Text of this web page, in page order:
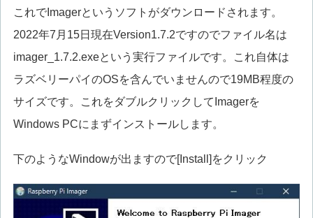
これでImagerというソフトがダウンロードされます。
2022年7月15日現在Version1.7.2ですのでファイル名は
imager_1.7.2.exeという実行ファイルです。これ自体は
ラズベリーパイのOSを含んでいませんので19MB程度の
サイズです。これをダブルクリックしてImagerを
Windows PCにまずインストールします。
下のようなWindowが出ますので[Install]をクリック